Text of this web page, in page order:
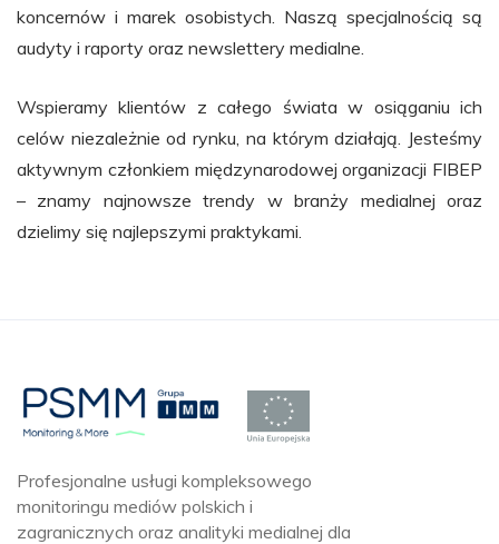
koncernów i marek osobistych. Naszą specjalnością są
audyty i raporty oraz newslettery medialne.
Wspieramy klientów z całego świata w osiąganiu ich
celów niezależnie od rynku, na którym działają. Jesteśmy
aktywnym członkiem międzynarodowej organizacji FIBEP
– znamy najnowsze trendy w branży medialnej oraz
dzielimy się najlepszymi praktykami.
Profesjonalne usługi kompleksowego
monitoringu mediów polskich i
zagranicznych oraz analityki medialnej dla